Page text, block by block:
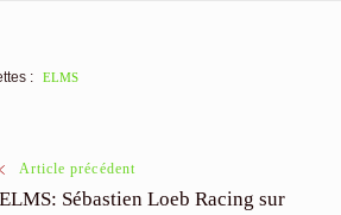
: ELMS
Article précédent
ELMS: Sébastien Loeb Racing sur